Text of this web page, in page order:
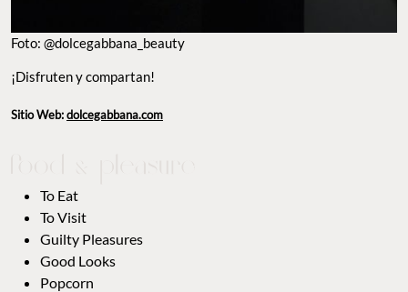
Foto: @dolcegabbana_beauty
¡Disfruten y compartan!
Sitio Web:dolcegabbana.com
To Eat
To Visit
Guilty Pleasures
Good Looks
Popcorn